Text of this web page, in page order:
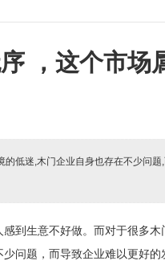
，这个市场
低迷,木门企业自身也存在不少问
到生意不好做。而对于很多木
问题，而导致企业难以更好